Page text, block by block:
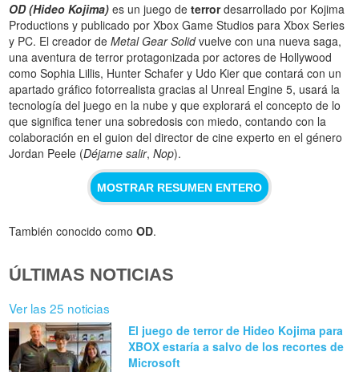
OD (Hideo Kojima) es un juego deterrordesarrollado por Kojima
Productions y publicado por Xbox Game Studios para Xbox Series
y PC. El creador deMetal Gear Solidvuelve con una nueva saga,
una aventura de terror protagonizada por actores de Hollywood
como Sophia Lillis, Hunter Schafer y Udo Kier que contará con un
apartado gráfico fotorrealista gracias al Unreal Engine 5, usará la
tecnología del juego en la nube y que explorará el concepto de lo
que significa tener una sobredosis con miedo, contando con la
colaboración en el guion del director de cine experto en el género
Jordan Peele (Déjame salir,Nop).
MOSTRAR RESUMEN ENTERO
También conocido comoOD.
ÚLTIMAS NOTICIAS
Ver las 25 noticias
El juego de terror de Hideo Kojima para
XBOX estaría a salvo de los recortes de
Microsoft